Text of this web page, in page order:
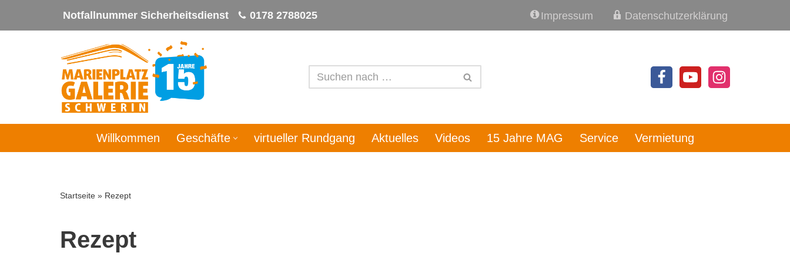
Zum
Notfallnummer Sicherheitsdienst 0178 2788025 Impressum Datenschutzerklärung
Willkommen Geschäfte virtueller Rundgang Aktuelles Videos 15 Jahre MAG Service Vermietung
Startseite » Rezept
Rezept